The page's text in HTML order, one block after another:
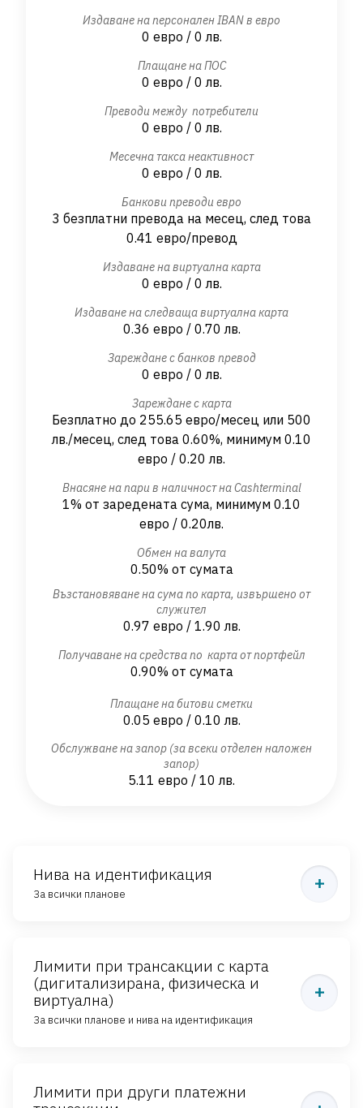
Издаване на персонален IBAN в евро
0 евро / 0 лв.
Плащане на ПОС
0 евро / 0 лв.
Преводи между потребители
0 евро / 0 лв.
Месечна такса неактивност
0 евро / 0 лв.
Банкови преводи евро
3 безплатни превода на месец, след това
0.41 евро/превод
Издаване на виртуална карта
0 евро / 0 лв.
Издаване на следваща виртуална карта
0.36 евро / 0.70 лв.
Зареждане с банков превод
0 евро / 0 лв.
Зареждане с карта
Безплатно до 255.65 евро/месец или 500
лв./месец, след това 0.60%, минимум 0.10
евро / 0.20 лв.
Внасяне на пари в наличност на Cashterminal
1% от заредената сума, минимум 0.10
евро / 0.20лв.
Обмен на валута
0.50% от сумата
Възстановяване на сума по карта, извършено от
служител
0.97 евро / 1.90 лв.
Получаване на средства по карта от портфейл
0.90% от сумата
Плащане на битови сметки
0.05 евро / 0.10 лв.
Обслужване на запор (за всеки отделен наложен
запор)
5.11 евро / 10 лв.
Нива на идентификация
За всички планове
НИВО 1
Изисква се удостоверяване на самоличност
Лимити при трансакции с карта
(дигитализирана, физическа и
виртуална)
За всички планове и нива на идентификация
На трансакция
Лимити при други платежни